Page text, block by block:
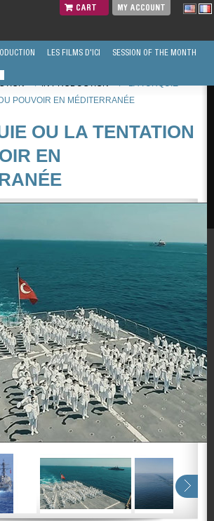
CART MY ACCOUNT
LES FILMS D'ICI SESSION OF THE MONTH
/ IN PRODUCTION /
LA TURQUIE
POUVOIR EN MÉDITERRANÉE
OU LA TENTATION
EN